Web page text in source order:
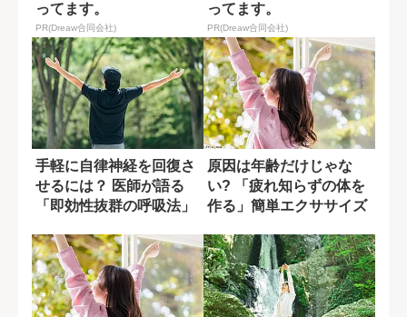
ってます。
PR(Dreaw合同会社)
ってます。
PR(Dreaw合同会社)
手軽に自律神経を回復さ
せるには？ 医師が語る
「即効性抜群の呼吸法」
原因は年齢だけじゃな
い? 「疲れ知らずの体を
作る」簡単エクササイズ